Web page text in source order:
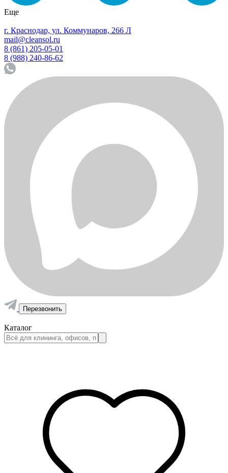
Еще
г. Краснодар, ул. Коммунаров, 266 Л
mail@cleansol.ru
8 (861) 205-05-01
8 (988) 240-86-62
Перезвонить
Каталог